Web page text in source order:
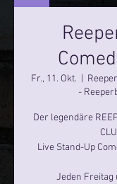
Fr., 11. Okt.
-
Der legendäre
Live Stand-Up
Jeden Freitag